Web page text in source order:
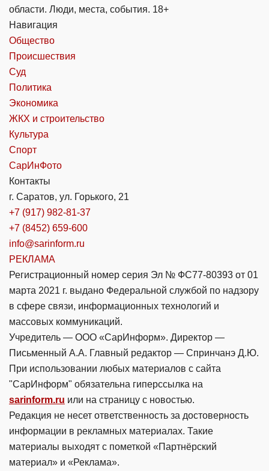
области. Люди, места, события. 18+
Навигация
Общество
Происшествия
Суд
Политика
Экономика
ЖКХ и строительство
Культура
Спорт
СарИнФото
Контакты
г. Саратов, ул. Горького, 21
+7 (917) 982-81-37
+7 (8452) 659-600
info@sarinform.ru
РЕКЛАМА
Регистрационный номер серия Эл № ФС77-80393 от 01
марта 2021 г. выдано Федеральной службой по надзору
в сфере связи, информационных технологий и
массовых коммуникаций.
Учредитель — ООО «СарИнформ». Директор —
Письменный А.А. Главный редактор — Спринчанэ Д.Ю.
При использовании любых материалов с сайта
"СарИнформ" обязательна гиперссылка на
sarinform.ru или на страницу с новостью.
Редакция не несет ответственность за достоверность
информации в рекламных материалах. Такие
материалы выходят с пометкой «Партнёрский
материал» и «Реклама».